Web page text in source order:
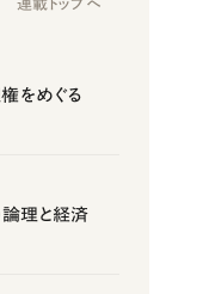
連載トップへ
をめぐる
理と経済